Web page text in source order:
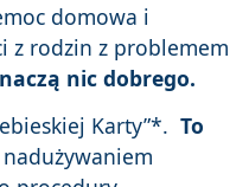
domowa i
z rodzin z problemem
nic dobrego.
Karty”*. To
nadużywaniem